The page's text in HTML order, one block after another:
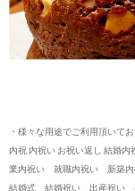
・様々な用途でご利用頂いて
内祝 内祝い お祝い返し 結婚
業内祝い 就職内祝い 新築
結婚式 結婚祝い 出産祝い